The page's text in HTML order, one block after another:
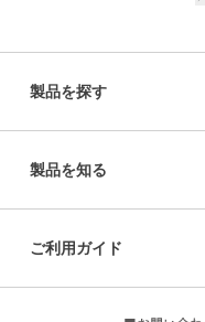
製品を探す
製品を知る
ご利用ガイド